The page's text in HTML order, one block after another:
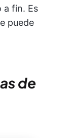
a fin. Es
puede
de